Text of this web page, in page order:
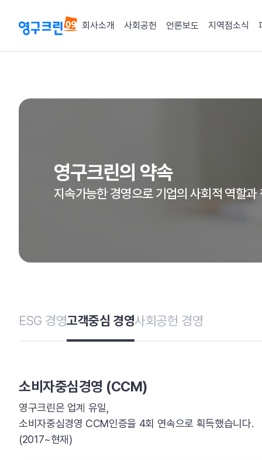
회사소개 사회공헌 언론보도 지역점소식
영구크린의 약속
지속가능한 경영으로 기업의 사회적 역할과
ESG 경영고객중심 경영사회공헌 경영
소비자중심경영 (CCM)
영구크린은 업계 유일,
소비자중심경영 CCM인증을 4회 연속으로 획득했습니다.
(2017~현재)